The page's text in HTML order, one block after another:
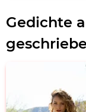
Gedichte